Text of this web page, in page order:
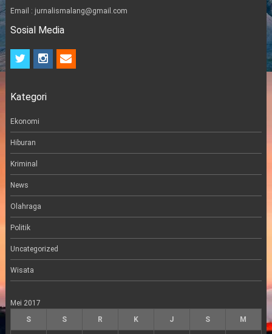
Email : jurnalismalang@gmail.com
Sosial Media
t
t
r
i
n
a
e
m
Kategori
Ekonomi
Hiburan
Kriminal
News
Olahraga
Politik
Uncategorized
Wisata
Mei 2017
S
S R K J S M